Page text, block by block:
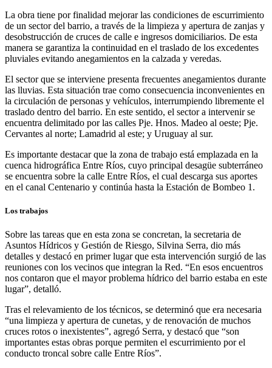
La obra tiene por finalidad mejorar las condiciones de escurrimiento
de un sector del barrio, a través de la limpieza y apertura de zanjas y
desobstrucción de cruces de calle e ingresos domiciliarios. De esta
manera se garantiza la continuidad en el traslado de los excedentes
pluviales evitando anegamientos en la calzada y veredas.
El sector que se interviene presenta frecuentes anegamientos durante
las lluvias. Esta situación trae como consecuencia inconvenientes en
la circulación de personas y vehículos, interrumpiendo libremente el
traslado dentro del barrio. En este sentido, el sector a intervenir se
encuentra delimitado por las calles Pje. Hnos. Madeo al oeste; Pje.
Cervantes al norte; Lamadrid al este; y Uruguay al sur.
Es importante destacar que la zona de trabajo está emplazada en la
cuenca hidrográfica Entre Ríos, cuyo principal desagüe subterráneo
se encuentra sobre la calle Entre Ríos, el cual descarga sus aportes
en el canal Centenario y continúa hasta la Estación de Bombeo 1.
Los trabajos
Sobre las tareas que en esta zona se concretan, la secretaria de
Asuntos Hídricos y Gestión de Riesgo, Silvina Serra, dio más
detalles y destacó en primer lugar que esta intervención surgió de las
reuniones con los vecinos que integran la Red. “En esos encuentros
nos contaron que el mayor problema hídrico del barrio estaba en este
lugar”, detalló.
Tras el relevamiento de los técnicos, se determinó que era necesaria
“una limpieza y apertura de cunetas, y de renovación de muchos
cruces rotos o inexistentes”, agregó Serra, y destacó que “son
importantes estas obras porque permiten el escurrimiento por el
conducto troncal sobre calle Entre Ríos”.